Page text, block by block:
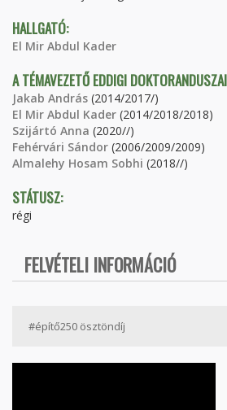
HALLGATÓ:
El Mir Abdul Kader
A TÉMAVEZETŐ EDDIGI DOKTORANDUSZAI
Jakab András (2014/2017/)
El Mir Abdul Kader (2014/2018/2018)
Szijártó Anna (2020//)
Fehérvári Sándor (2006/2009/2009)
Almalehy Hosam Sobhi (2018//)
STÁTUSZ:
régi
FELVÉTELI INFORMÁCIÓ
#építő250 ösztöndíj